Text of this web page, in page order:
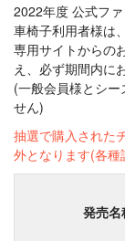
2022年度 公式フ
車椅子利用者様は
専用サイトからの
え、必ず期間内に
(一般会員様とシ
せん)
抽選で購入された
外となります(各種
発売名